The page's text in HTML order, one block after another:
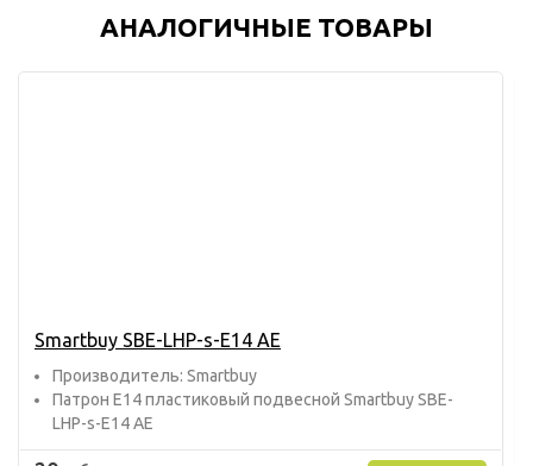
АНАЛОГИЧНЫЕ ТОВАРЫ
Smartbuy SBE-LHP-s-E14 AE
Прoизвoдитель: Smartbuy
Патрон Е14 пластиковый подвесной Smartbuy SBE-
LHP-s-E14 AE